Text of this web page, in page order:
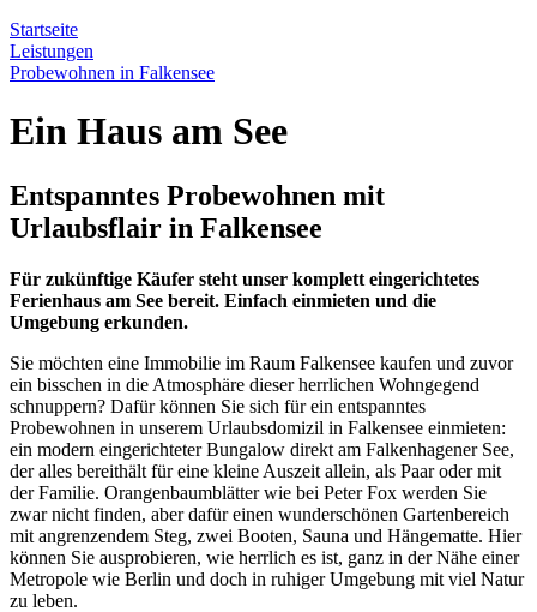
Startseite
Leistungen
Probewohnen in Falkensee
Ein Haus am See
Entspanntes Probewohnen mit
Urlaubsflair in Falkensee
Für zukünftige Käufer steht unser komplett eingerichtetes
Ferienhaus am See bereit. Einfach einmieten und die
Umgebung erkunden.
Sie möchten eine Immobilie im Raum Falkensee kaufen und zuvor
ein bisschen in die Atmosphäre dieser herrlichen Wohngegend
schnuppern? Dafür können Sie sich für ein entspanntes
Probewohnen in unserem Urlaubsdomizil in Falkensee einmieten:
ein modern eingerichteter Bungalow direkt am Falkenhagener See,
der alles bereithält für eine kleine Auszeit allein, als Paar oder mit
der Familie. Orangenbaumblätter wie bei Peter Fox werden Sie
zwar nicht finden, aber dafür einen wunderschönen Gartenbereich
mit angrenzendem Steg, zwei Booten, Sauna und Hängematte. Hier
können Sie ausprobieren, wie herrlich es ist, ganz in der Nähe einer
Metropole wie Berlin und doch in ruhiger Umgebung mit viel Natur
zu leben.